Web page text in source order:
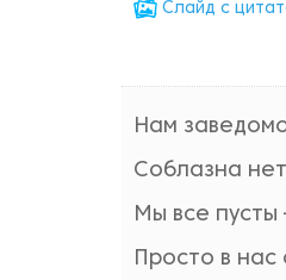
Cлайд с
Нам
Соблазна
Мы все пусты
Просто в